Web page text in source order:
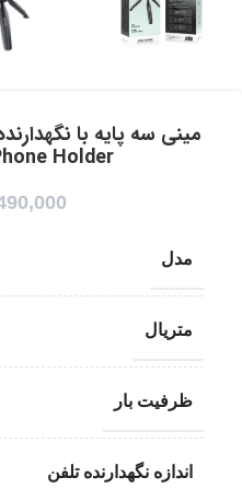
Holder
مدل
متریال
ظرفیت بار
اندازه نگهدارنده تلفن